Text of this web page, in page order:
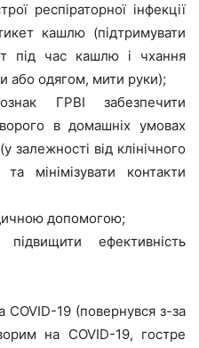
респіраторної інфекції
кашлю (підтримувати
під час кашлю і чхання
або одягом, мити руки);
ГРВІ забезпечити
в домашніх умовах
залежності від клінічного
мінімізувати контакти
допомогою;
ефективність
COVID-19 (повернувся з-за
на COVID-19, гостре